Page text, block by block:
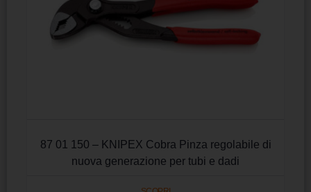
87 01 150 – KNIPEX Cobra Pinza regolabile di
nuova generazione per tubi e dadi